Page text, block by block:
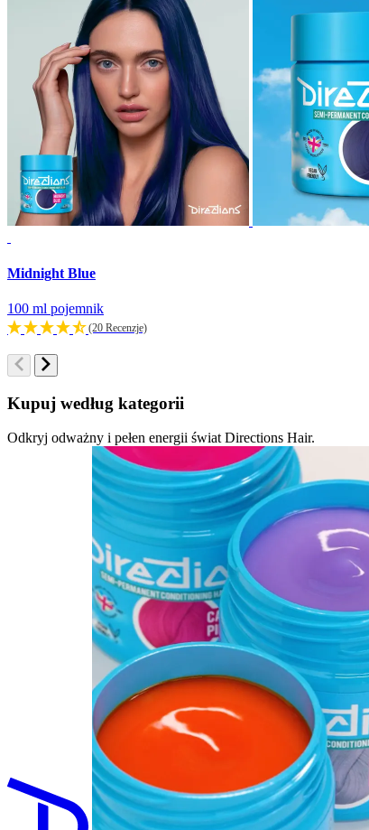
Midnight Blue
100 ml pojemnik
(20 Recenzje)
Kupuj według kategorii
Odkryj odważny i pełen energii świat Directions Hair.